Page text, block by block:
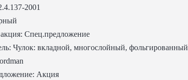
2001
Спец.предложение
Чулок: вкладной, многослойный, фольгированный
Акция